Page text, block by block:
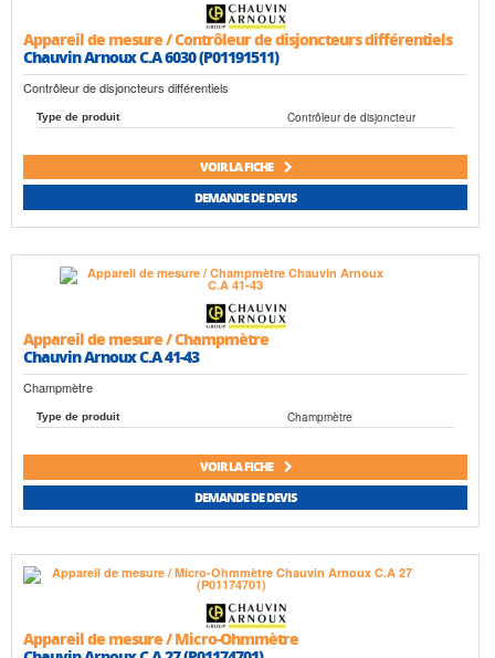
Appareil de mesure / Contrôleur de disjoncteurs différentiels
Chauvin Arnoux C.A 6030 (P01191511)
Contrôleur de disjoncteurs différentiels
Type de produit Contrôleur de disjoncteur
VOIR LA FICHE
DEMANDE DE DEVIS
Appareil de mesure / Champmètre
Chauvin Arnoux C.A 41-43
Champmètre
Type de produit Champmètre
VOIR LA FICHE
DEMANDE DE DEVIS
Appareil de mesure / Micro-Ohmmètre